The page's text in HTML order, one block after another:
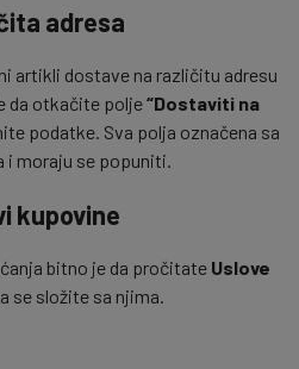
adresa
artikli dostave na različitu adresu
da otkačite polje“Dostaviti na
podatke. Sva polja označena sa
i moraju se popuniti.
kupovine
bitno je da pročitate Uslove
se složite sa njima.